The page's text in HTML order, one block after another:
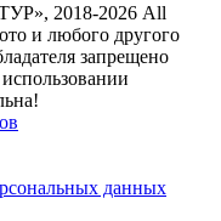
2018-2026 All
и любого другого
запрещено
данных